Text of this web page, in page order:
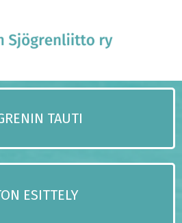
TAUTI
ESITTELY